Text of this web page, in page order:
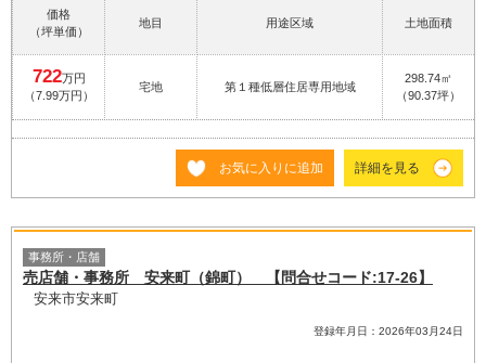
価格
（坪単価）
地目 用途区域 土地面積
722万円
（7.99万円）
宅地 第１種低層住居専用地域
298.74㎡
（90.37坪）
お気に入りに追加 詳細を見る
事務所・店舗
売店舗・事務所 安来町（錦町） 【問合せコード:17-26】
安来市安来町
登録年月日：2026年03月24日